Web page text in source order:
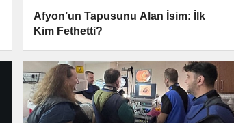
Afyon’un Tapusunu Alan İsim: İlk
Kim Fethetti?